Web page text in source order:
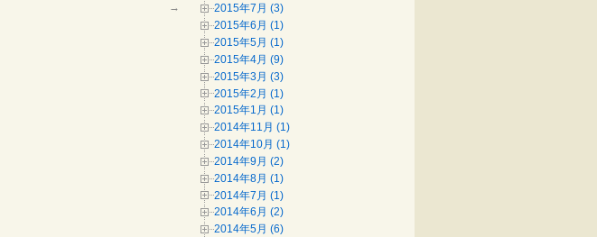
→
2015年7月 (3)
2015年6月 (1)
2015年5月 (1)
2015年4月 (9)
2015年3月 (3)
2015年2月 (1)
2015年1月 (1)
2014年11月 (1)
2014年10月 (1)
2014年9月 (2)
2014年8月 (1)
2014年7月 (1)
2014年6月 (2)
2014年5月 (6)